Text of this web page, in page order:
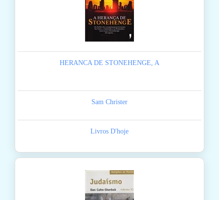
HERANCA DE STONEHENGE, A
Sam Christer
Livros D'hoje